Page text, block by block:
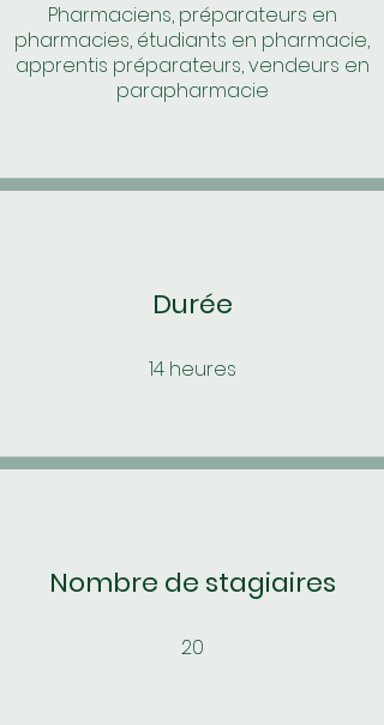
Pharmaciens, préparateurs en
pharmacies, étudiants en pharmacie,
apprentis préparateurs, vendeurs en
parapharmacie
Durée
14 heures​
Nombre de stagiaires
20